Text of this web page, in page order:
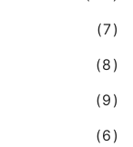
(7)
(8)
(9)
(6)